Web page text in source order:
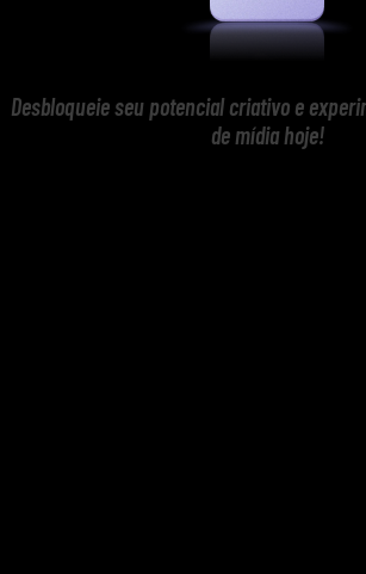
Desbloqueie seu potencial criativo e
de mídia hoje!